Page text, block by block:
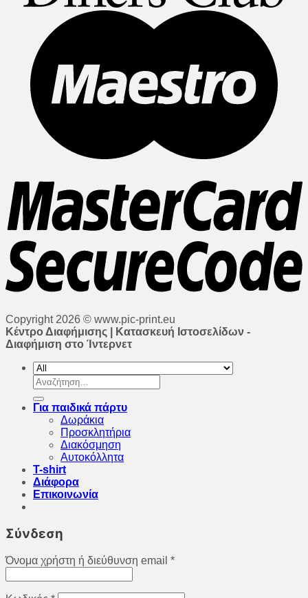
Copyright 2026 © www.pic-print.eu
Κέντρο Διαφήμισης | Κατασκευή Ιστοσελίδων -
Διαφήμιση στο Ίντερνετ
Αναζήτηση
για:
Για παιδικά πάρτυ
Δωράκια
Προσκλητήρια
Διακόσμηση
Αυτοκόλλητα
T-shirt
Διάφορα
Επικοινωνία
Σύνδεση
Όνομα χρήστη ή διεύθυνση email *